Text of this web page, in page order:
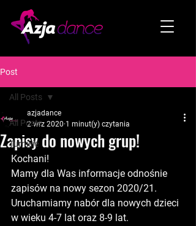
Post
All Posts
Turnieje
All Posts
Zapisy do nowych grup!
azjadance
2 wrz 2020 1 minut(y) czytania
Kochani!
Mamy dla Was informacje odnośnie
zapisów na nowy sezon 2020/21.
Uruchamiamy nabór dla nowych dzieci
w wieku 4-7 lat oraz 8-9 lat.